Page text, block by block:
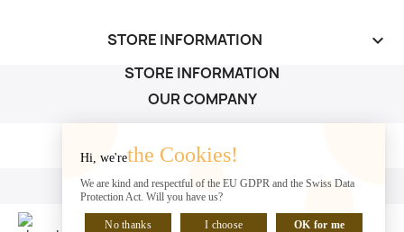
STORE INFORMATION keyboard_arrow_down
STORE INFORMATION
OUR COMPANY
OUR COMPANY
YOUR ACCOUNT
YOUR ACCOUNT
Hi, we'rethe Cookies!
We are kind and respectful of the EU GDPR and the Swiss Data
Protection Act. Will you have us?
No thanks I choose OK for me
CHAT WITH US